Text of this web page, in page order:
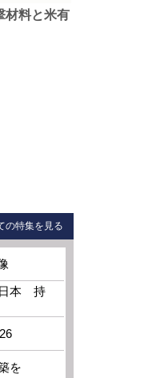
材料と米有
の特集を見る
日本 持
を